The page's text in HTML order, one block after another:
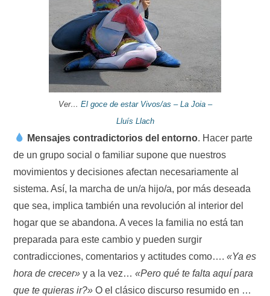
Ver… El goce de estar Vivos/as – La Joia –
Lluís Llach
Mensajes contradictorios del entorno. Hacer parte
de un grupo social o familiar supone que nuestros
movimientos y decisiones afectan necesariamente al
sistema. Así, la marcha de un/a hijo/a, por más deseada
que sea, implica también una revolución al interior del
hogar que se abandona. A veces la familia no está tan
preparada para este cambio y pueden surgir
contradicciones, comentarios y actitudes como….«Ya es
hora de crecer» y a la vez… «Pero qué te falta aquí para
que te quieras ir?» O el clásico discurso resumido en …